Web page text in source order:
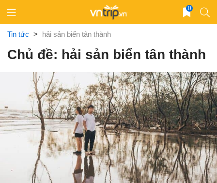
content
0
Tin tức > hải sản biển tân thành
Chủ đề: hải sản biển tân thành